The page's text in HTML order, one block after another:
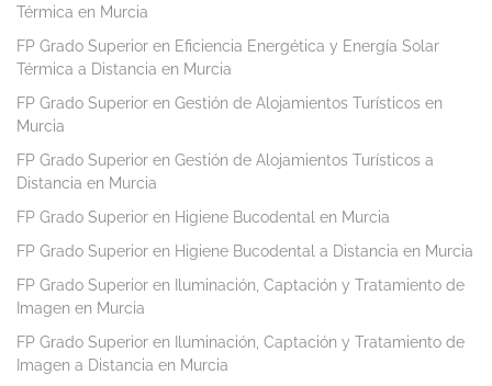
Térmica en Murcia
FP Grado Superior en Eficiencia Energética y Energía Solar
Térmica a Distancia en Murcia
FP Grado Superior en Gestión de Alojamientos Turísticos en
Murcia
FP Grado Superior en Gestión de Alojamientos Turísticos a
Distancia en Murcia
FP Grado Superior en Higiene Bucodental en Murcia
FP Grado Superior en Higiene Bucodental a Distancia en Murcia
FP Grado Superior en Iluminación, Captación y Tratamiento de
Imagen en Murcia
FP Grado Superior en Iluminación, Captación y Tratamiento de
Imagen a Distancia en Murcia